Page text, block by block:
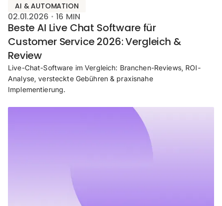
AI & AUTOMATION
02.01.2026 16 MIN
Beste AI Live Chat Software für
Customer Service 2026: Vergleich &
Review
Live-Chat-Software im Vergleich: Branchen-Reviews, ROI-
Analyse, versteckte Gebühren & praxisnahe
Implementierung.